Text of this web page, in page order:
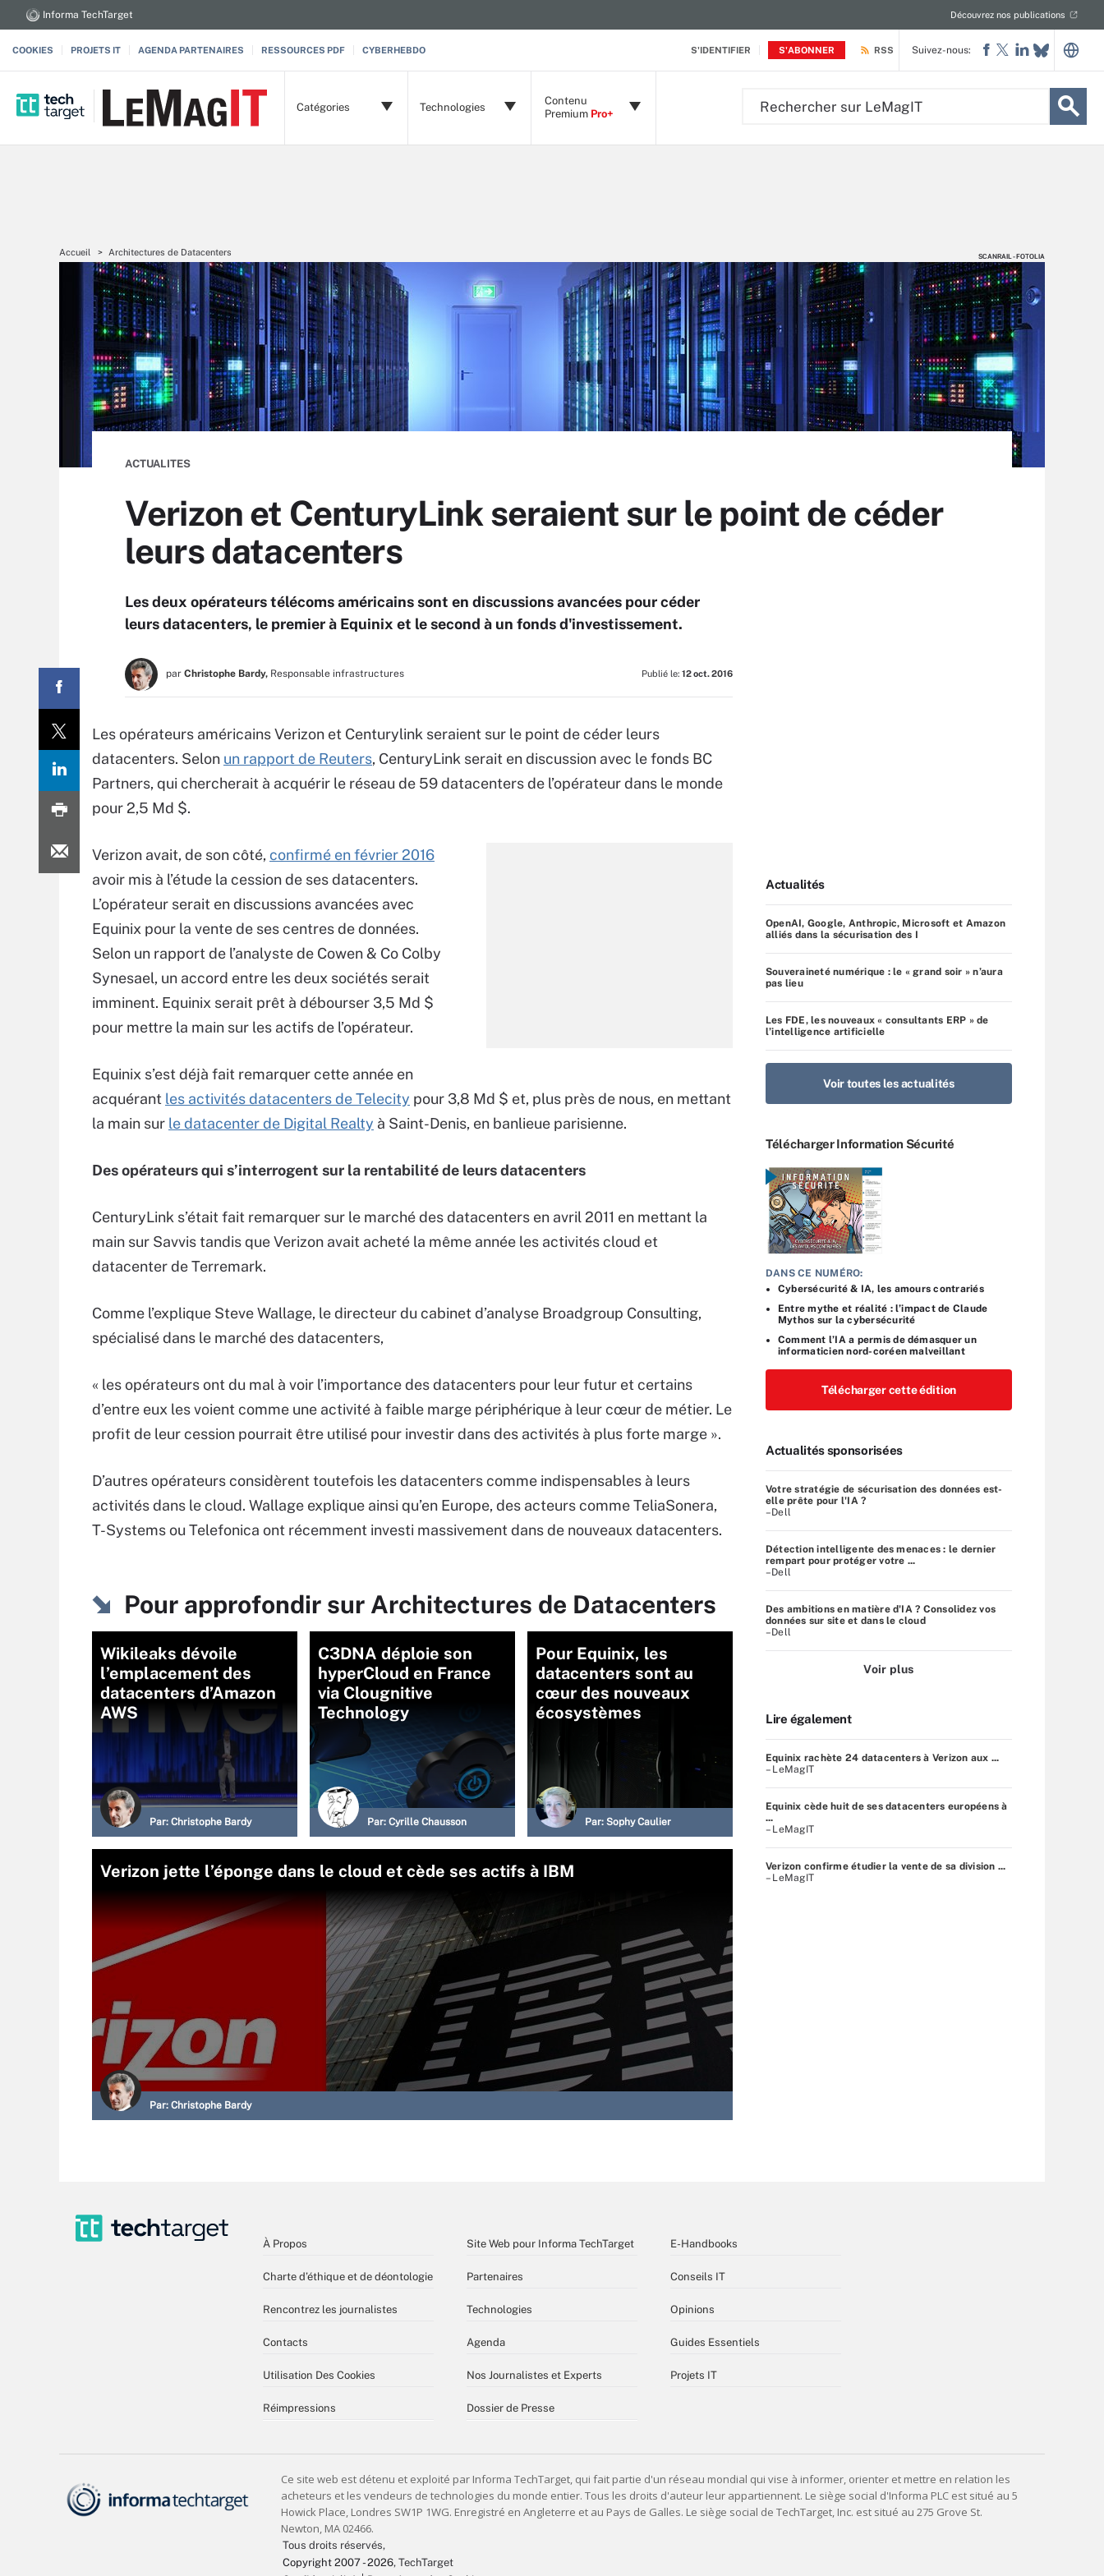
S'IDENTIFIER S'ABONNER
Informa TechTarget Découvrez nos publications
COOKIES PROJETS IT AGENDA PARTENAIRES RESSOURCES PDF CYBERHEBDO RSS
Catégories Technologies
Contenu
Premium Pro+
Suivez-nous:
Accueil Architectures de Datacenters SCANRAIL - FOTOLIA
SCANRAIL - FOTOLIA
ACTUALITES
Verizon et CenturyLink seraient sur le point de céder
leurs datacenters
Les deux opérateurs télécoms américains sont en discussions avancées pour céder
leurs datacenters, le premier à Equinix et le second à un fonds d'investissement.
par Christophe Bardy, Responsable infrastructures Publié le: 12 oct. 2016
Les opérateurs américains Verizon et Centurylink seraient sur le point de céder leurs
datacenters. Selon un rapport de Reuters, CenturyLink serait en discussion avec le fonds BC
Partners, qui chercherait à acquérir le réseau de 59 datacenters de l’opérateur dans le monde
pour 2,5 Md $.
Verizon avait, de son côté, confirmé en février 2016
avoir mis à l’étude la cession de ses datacenters.
L’opérateur serait en discussions avancées avec
Equinix pour la vente de ses centres de données.
Selon un rapport de l’analyste de Cowen & Co Colby
Synesael, un accord entre les deux sociétés serait
imminent. Equinix serait prêt à débourser 3,5 Md $
pour mettre la main sur les actifs de l’opérateur.
Equinix s’est déjà fait remarquer cette année en
acquérant les activités datacenters de Telecity pour 3,8 Md $ et, plus près de nous, en mettant
la main sur le datacenter de Digital Realty à Saint-Denis, en banlieue parisienne.
Des opérateurs qui s’interrogent sur la rentabilité de leurs datacenters
CenturyLink s’était fait remarquer sur le marché des datacenters en avril 2011 en mettant la
main sur Savvis tandis que Verizon avait acheté la même année les activités cloud et
datacenter de Terremark.
Comme l’explique Steve Wallage, le directeur du cabinet d’analyse Broadgroup Consulting,
spécialisé dans le marché des datacenters,
« les opérateurs ont du mal à voir l’importance des datacenters pour leur futur et certains
d’entre eux les voient comme une activité à faible marge périphérique à leur cœur de métier. Le
profit de leur cession pourrait être utilisé pour investir dans des activités à plus forte marge ».
D’autres opérateurs considèrent toutefois les datacenters comme indispensables à leurs
activités dans le cloud. Wallage explique ainsi qu’en Europe, des acteurs comme TeliaSonera,
T-Systems ou Telefonica ont récemment investi massivement dans de nouveaux datacenters.
Pour approfondir sur Architectures de Datacenters
Wikileaks dévoile
l’emplacement des
datacenters d’Amazon
AWS
Par: Christophe Bardy
C3DNA déploie son
hyperCloud en France
via Clougnitive
Technology
Par: Cyrille Chausson
Pour Equinix, les
datacenters sont au
cœur des nouveaux
écosystèmes
Par: Sophy Caulier
Verizon jette l’éponge dans le cloud et cède ses actifs à IBM
Par: Christophe Bardy
Actualités
OpenAI, Google, Anthropic, Microsoft et Amazon
alliés dans la sécurisation des I
Souveraineté numérique : le « grand soir » n’aura
pas lieu
Les FDE, les nouveaux « consultants ERP » de
l’intelligence artificielle
Voir toutes les actualités
Télécharger Information Sécurité
DANS CE NUMÉRO:
Cybersécurité & IA, les amours contrariés
Entre mythe et réalité : l’impact de Claude
Mythos sur la cybersécurité
Comment l’IA a permis de démasquer un
informaticien nord-coréen malveillant
Télécharger cette édition
Actualités sponsorisées
Votre stratégie de sécurisation des données est-
elle prête pour l'IA ?
–Dell
Détection intelligente des menaces : le dernier
rempart pour protéger votre ...
–Dell
Des ambitions en matière d'IA ? Consolidez vos
données sur site et dans le cloud
–Dell
Voir plus
Lire également
Equinix rachète 24 datacenters à Verizon aux ...
– LeMagIT
Equinix cède huit de ses datacenters européens à
...
– LeMagIT
Verizon confirme étudier la vente de sa division ...
– LeMagIT
À Propos
Charte d’éthique et de déontologie
Rencontrez les journalistes
Contacts
Utilisation Des Cookies
Réimpressions
Site Web pour Informa TechTarget
Partenaires
Technologies
Agenda
Nos Journalistes et Experts
Dossier de Presse
E-Handbooks
Conseils IT
Opinions
Guides Essentiels
Projets IT
Tous droits réservés,
Copyright 2007 - 2026, TechTarget